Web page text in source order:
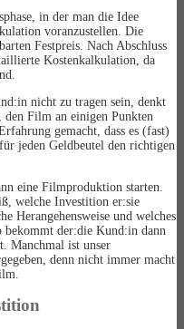
in der man die Idee
voranzustellen. Die
Festpreis. Nach Abschluss
Kostenkalkulation, da
nicht zu tragen sein, denkt
den Film an einigen Punkten
gemacht, dass es (fast)
jeden Geldbeutel den richtigen
eine Filmproduktion starten.
welche Investition er:sie
Herangehensweise und welches
der:die Kund:in dann
Manchmal ist unser
denn nicht immer macht